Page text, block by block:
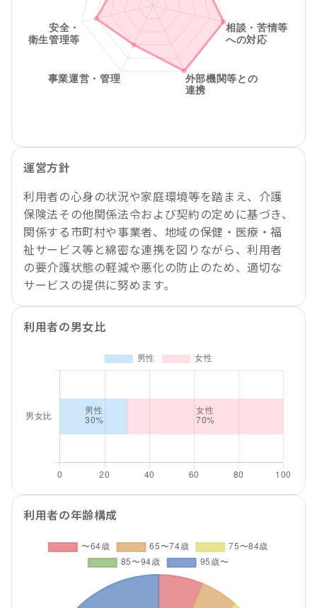
運営方針
利用者の心身の状況や家庭環境等を踏まえ、介護
保険法その他関係法令および契約の定めに基づき、
関係する市町村や事業者、地域の保健・医療・福
祉サービス等と綿密な連携を図りながら、利用者
の要介護状態の軽減や悪化の防止のため、適切な
サービスの提供に努めます。
利用者の男女比
利用者の年齢構成